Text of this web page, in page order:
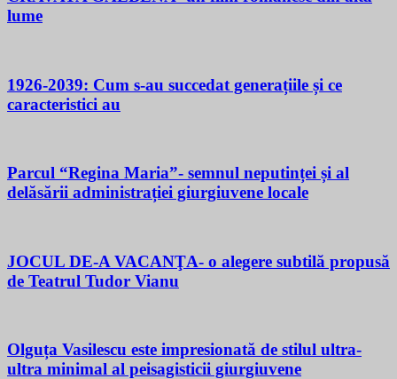
lume
1926-2039: Cum s-au succedat generațiile și ce
caracteristici au
Parcul “Regina Maria”- semnul neputinței și al
delăsării administrației giurgiuvene locale
JOCUL DE-A VACANŢA- o alegere subtilă propusă
de Teatrul Tudor Vianu
Olguța Vasilescu este impresionată de stilul ultra-
ultra minimal al peisagisticii giurgiuvene